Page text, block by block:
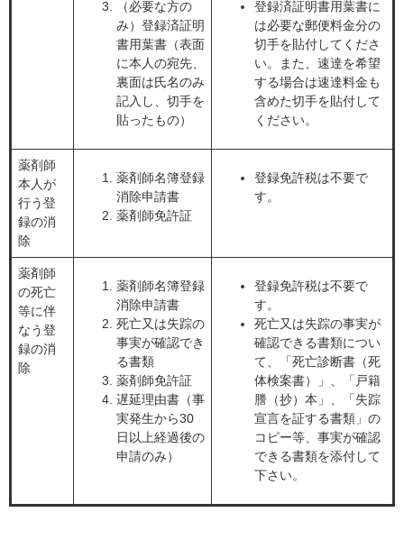
（必要な方の
み）登録済証明
書用葉書（表面
に本人の宛先、
裏面は氏名のみ
記入し、切手を
貼ったもの）
登録済証明書用葉書に
は必要な郵便料金分の
切手を貼付してくださ
い。また、速達を希望
する場合は速達料金も
含めた切手を貼付して
ください。
薬剤師
本人が
行う登
録の消
除
薬剤師名簿登録
消除申請書
薬剤師免許証
登録免許税は不要で
す。
薬剤師
の死亡
等に伴
なう登
録の消
除
薬剤師名簿登録
消除申請書
死亡又は失踪の
事実が確認でき
る書類
薬剤師免許証
遅延理由書（事
実発生から30
日以上経過後の
申請のみ）
登録免許税は不要で
す。
死亡又は失踪の事実が
確認できる書類につい
て、「死亡診断書（死
体検案書）」、「戸籍
謄（抄）本」、「失踪
宣言を証する書類」の
コピー等、事実が確認
できる書類を添付して
下さい。